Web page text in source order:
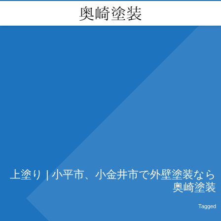
上塗り | 小平市、小金井市で外壁塗装なら
奥崎塗装
Tagged